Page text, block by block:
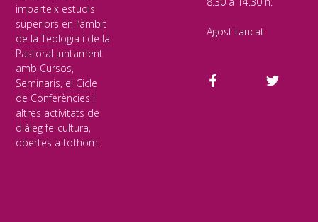
imparteix estudis
superiors en l’àmbit
de la Teologia i de la
Pastoral juntament
amb Cursos,
Seminaris, el Cicle
de Conferències i
altres activitats de
diàleg fe-cultura,
obertes a tothom.
Agost tancat